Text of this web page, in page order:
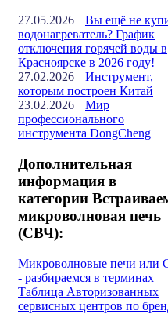
27.05.2026
Вы ещё не
водонагреватель? График
отключения горячей воды в
Красноярске в 2026 году!
27.02.2026
Инструмент,
которым построен Китай
23.02.2026
Мир
профессионального
инструмента DongCheng
Дополнительная
информация в
категории
микроволновая печь
(СВЧ):
Микроволновые печи или
- разбираемся в терминах
Таблица Авторизованных
сервисных центров по